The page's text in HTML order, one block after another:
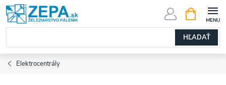
Prejsť
na
obsah
HĽADAŤ
KOŠÍK
Elektrocentrály